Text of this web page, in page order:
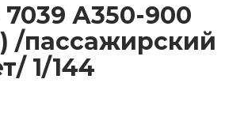
А350-900
/пассажирский
1/144